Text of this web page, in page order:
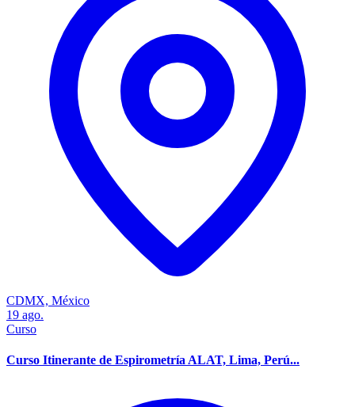
CDMX, México
19 ago.
Curso
Curso Itinerante de Espirometría ALAT, Lima, Perú...